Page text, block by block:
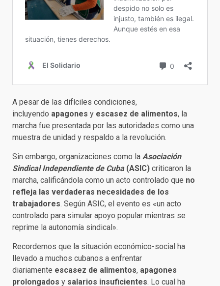
A pesar de las difíciles condiciones,
incluyendo apagones y escasez de alimentos, la
marcha fue presentada por las autoridades como una
muestra de unidad y respaldo a la revolución.
Sin embargo, organizaciones como la Asociación
Sindical Independiente de Cuba(ASIC) criticaron la
marcha, calificándola como un acto controlado que no
refleja las verdaderas necesidades de los
trabajadores. Según ASIC, el evento es «un acto
controlado para simular apoyo popular mientras se
reprime la autonomía sindical».
Recordemos que la situación económico-social ha
llevado a muchos cubanos a enfrentar
diariamente escasez de alimentos, apagones
prolongados y salarios insuficientes. Lo cual ha